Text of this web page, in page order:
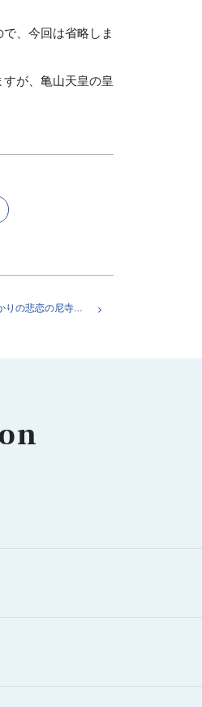
、今回は省略しま
が、亀山天皇の皇
平家物語ゆかりの悲恋の尼寺・祇王寺。京都市右京区嵯峨鳥居本小坂町(嵐山)